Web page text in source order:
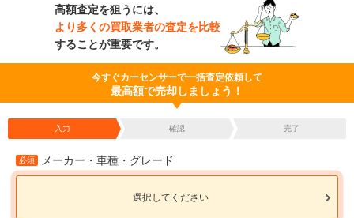
高額査定を狙うには、
より多くの買取業者の査定を比較
することが重要です。
今すぐカーセンサーで一括査定依頼して
最高額で売却しましょう！
入力 確認 完了
必須 メーカー・車種・グレード
選択してください